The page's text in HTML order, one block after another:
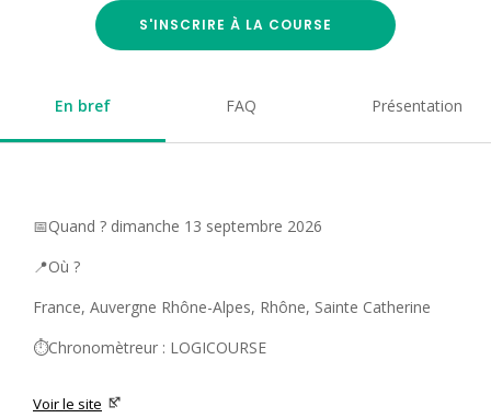
S'INSCRIRE À LA COURSE
En bref FAQ Présentation
📅Quand ? dimanche 13 septembre 2026
📍Où ?
France, Auvergne Rhône-Alpes, Rhône, Sainte Catherine
⏱️Chronomètreur : LOGICOURSE
Voir le site